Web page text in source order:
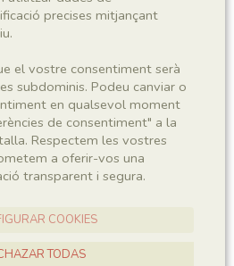
precises mitjançant
el vostre consentiment serà
subdominis. Podeu canviar o
en qualsevol moment
de consentiment" a la
Respectem les vostres
a oferir-vos una
transparent i segura.
COOKIES
TODAS